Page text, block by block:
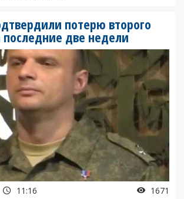
потерю второго
последние две недели
11:16 1671